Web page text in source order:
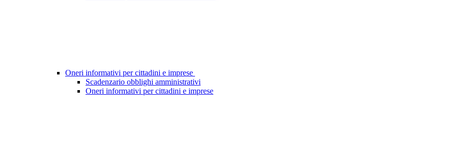
Oneri informativi per cittadini e imprese
Scadenzario obblighi amministrativi
Oneri informativi per cittadini e imprese